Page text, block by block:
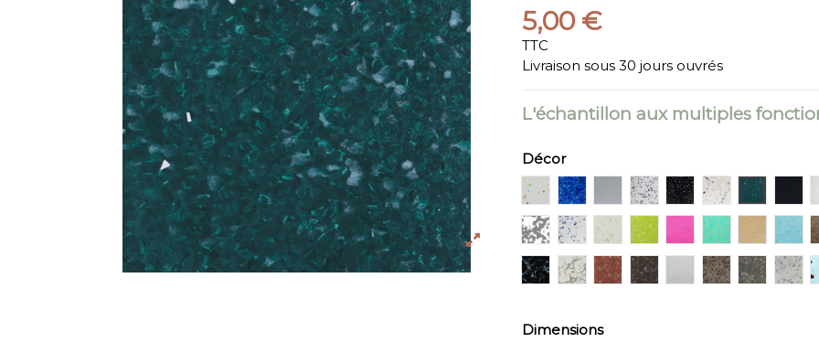
5,00 €
TTC
Livraison sous 30 jours ouvrés
L'échantillon aux multiples
Décor
#PS1601 WHITE LOLLIPOP
#PS1801 SAPPHIRE TERRAZZO
#PS1102 PURE GREY
#PS1201 TIMELESS DUO
#PS1202 REVERSE
#PS1901#PS1706
PATTERN N° 3
#PS1802 TIMELESS DUO BLUE
#PS1507 VICTORIOUS
#PS1306 TRANSLUCENT
#PS1304#PS1303
#PS2401 SEA FOAM DARK
#PS2404 SEA FOAM GREY
#PS2121 TRANSLUCENT
#PS2114 ESPRESSO NOIR
#PS2603 FROST
#PS1906#PS2405
Dimensions